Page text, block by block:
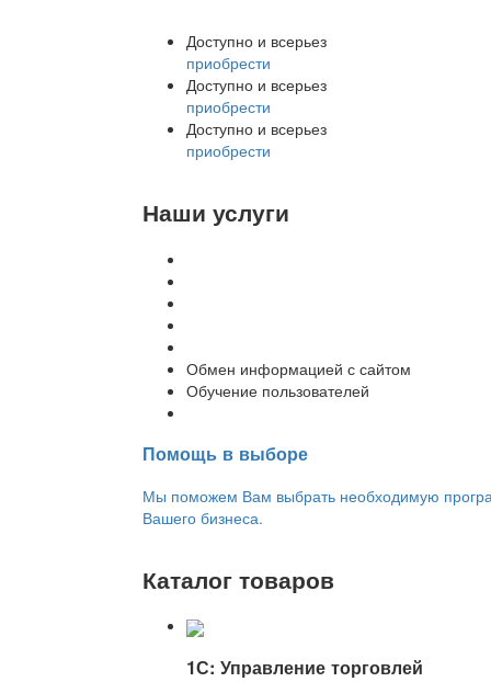
Доступно и всерьез
приобрести
Доступно и всерьез
приобрести
Доступно и всерьез
приобрести
Наши услуги
Обмен информацией с сайтом
Обучение пользователей
Помощь в выборе
Мы поможем Вам выбрать необходимую
Вашего бизнеса.
Каталог товаров
1С: Управление торговлей